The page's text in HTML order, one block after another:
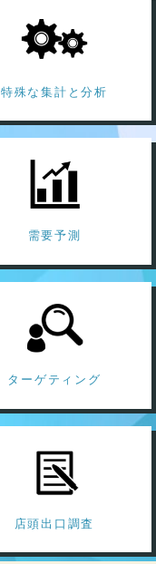
特殊な集計と分析
需要予測
ターゲティング
店頭出口調査